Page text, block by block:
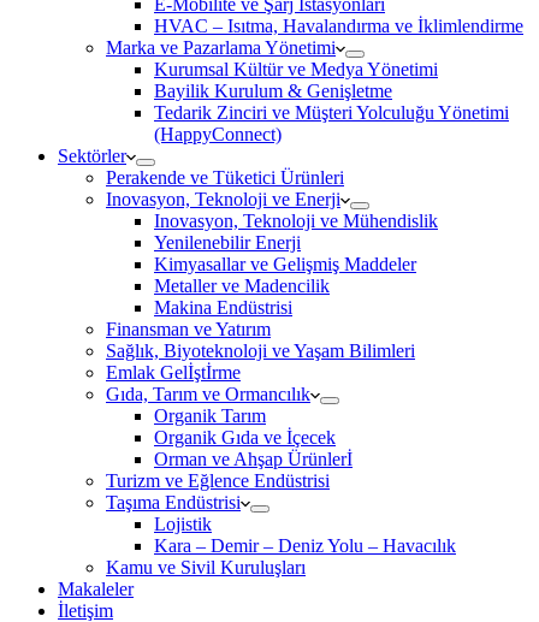
E-Mobilite ve Şarj İstasyonları
HVAC – Isıtma, Havalandırma ve İklimlendirme
Marka ve Pazarlama Yönetimi
Kurumsal Kültür ve Medya Yönetimi
Bayilik Kurulum & Genişletme
Tedarik Zinciri ve Müşteri Yolculuğu Yönetimi
(HappyConnect)
Sektörler
Perakende ve Tüketici Ürünleri
Inovasyon, Teknoloji ve Enerji
Inovasyon, Teknoloji ve Mühendislik
Yenilenebilir Enerji
Kimyasallar ve Gelişmiş Maddeler
Metaller ve Madencilik
Makina Endüstrisi
Finansman ve Yatırım
Sağlık, Biyoteknoloji ve Yaşam Bilimleri
Emlak Gelİştİrme
Gıda, Tarım ve Ormancılık
Organik Tarım
Organik Gıda ve İçecek
Orman ve Ahşap Ürünlerİ
Turizm ve Eğlence Endüstrisi
Taşıma Endüstrisi
Lojistik
Kara – Demir – Deniz Yolu – Havacılık
Kamu ve Sivil Kuruluşları
Makaleler
İletişim